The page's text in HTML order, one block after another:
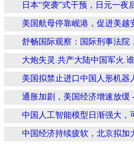
日本“突袭”式干预，日元一夜
美国航母停靠岘港，促进美越
舒畅国际观察：国际刑事法院
大炮失灵.共产大陆中国军火.
美国拟禁止进口中国人形机器
通胀加剧，美国经济增速放缓
中国人工智能模型日渐强大，
中国经济持续疲软，北京拟加